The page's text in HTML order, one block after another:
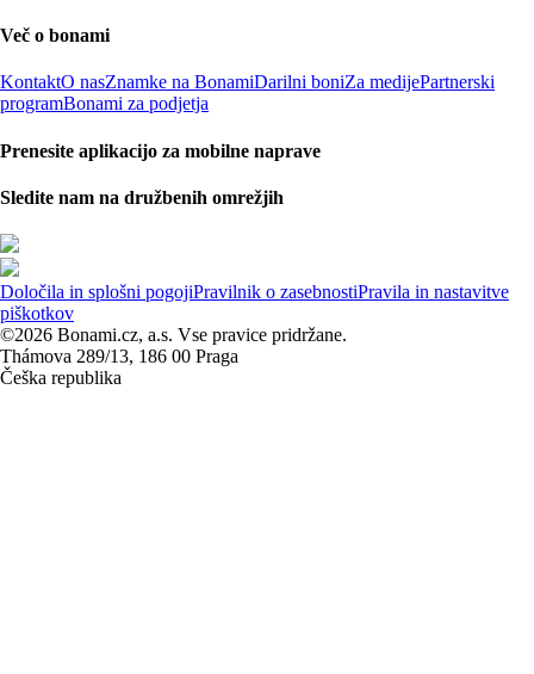
Več o bonami
KontaktO nasZnamke na BonamiDarilni boniZa medijePartnerski
programBonami za podjetja
Prenesite aplikacijo za mobilne naprave
Sledite nam na družbenih omrežjih
Določila in splošni pogojiPravilnik o zasebnostiPravila in nastavitve
piškotkov
©2026 Bonami.cz, a.s. Vse pravice pridržane.
Thámova 289/13, 186 00 Praga
Češka republika